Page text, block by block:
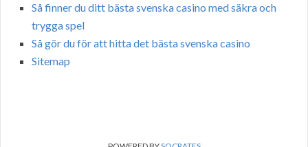
Så finner du ditt bästa svenska casino med säkra och
trygga spel
Så gör du för att hitta det bästa svenska casino
Sitemap